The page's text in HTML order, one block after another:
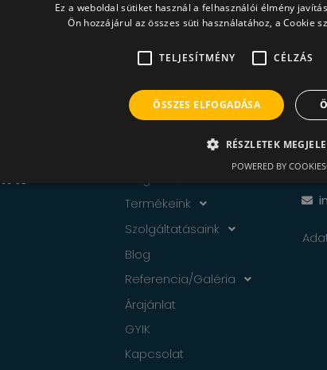
Termékeink
Szolgáltatásaink
Blog
Referencia/Galéria
Árajánlat
GYIK
Kapcsolat
Ez a weboldal sütiket használ a felhasználói élmény
Ön hozzájárul az összes süti használatához, a Cookie
TELJESÍTMÉNY CÉLZÁS
ÖSSZES ELFOGADÁSA
RÉSZLETEK
POWERED BY